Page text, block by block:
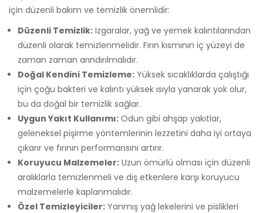
için düzenli bakım ve temizlik önemlidir:
Düzenli Temizlik: Izgaralar, yağ ve yemek kalıntılarından
düzenli olarak temizlenmelidir. Fırın kısmının iç yüzeyi de
zaman zaman arındırılmalıdır.
Doğal Kendini Temizleme: Yüksek sıcaklıklarda çalıştığı
için çoğu bakteri ve kalıntı yüksek ısıyla yanarak yok olur,
bu da doğal bir temizlik sağlar.
Uygun Yakıt Kullanımı: Odun gibi ahşap yakıtlar,
geleneksel pişirme yöntemlerinin lezzetini daha iyi ortaya
çıkarır ve fırının performansını artırır.
Koruyucu Malzemeler: Uzun ömürlü olması için düzenli
aralıklarla temizlenmeli ve dış etkenlere karşı koruyucu
malzemelerle kaplanmalıdır.
Özel Temizleyiciler: Yanmış yağ lekelerini ve pislikleri